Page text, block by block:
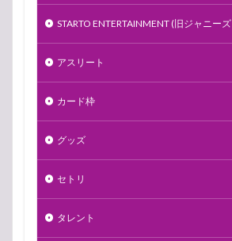
STARTO ENTERTAINMENT (旧ジャニーズ
アスリート
カード枠
グッズ
セトリ
タレント